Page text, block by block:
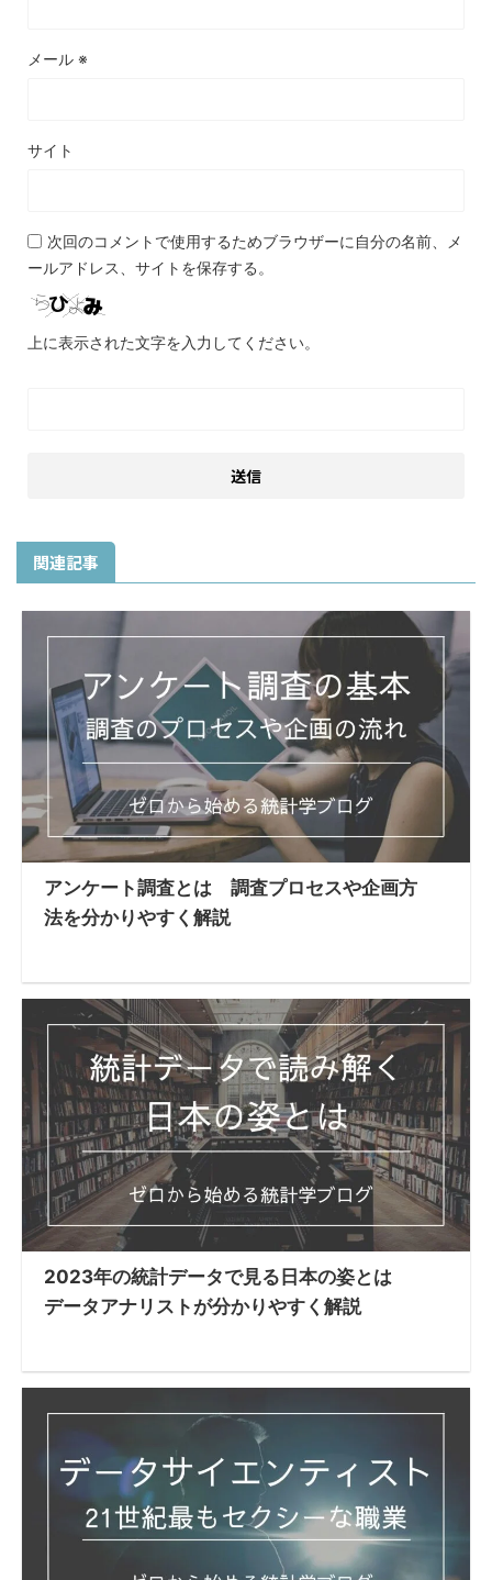
メール ※
サイト
次回のコメントで使用するためブラウザーに自分の名前、メ
ールアドレス、サイトを保存する。
上に表示された文字を入力してください。
関連記事
アンケート調査とは 調査プロセスや企画方
法を分かりやすく解説
2023年の統計データで見る日本の姿とは
データアナリストが分かりやすく解説